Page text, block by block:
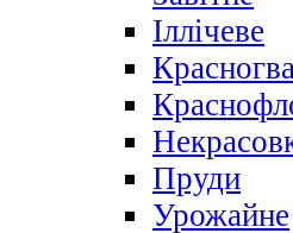
Іллічеве
Пруди
Урожайне